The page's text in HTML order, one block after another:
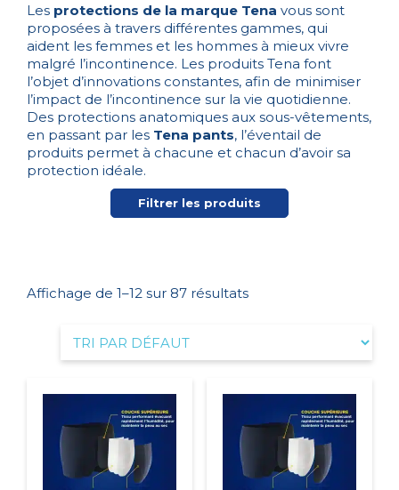
Les protections de la marque Tena vous sont
proposées à travers différentes gammes, qui
aident les femmes et les hommes à mieux vivre
malgré l’incontinence. Les produits Tena font
l’objet d’innovations constantes, afin de minimiser
l’impact de l’incontinence sur la vie quotidienne.
Des protections anatomiques aux sous-vêtements,
en passant par les Tena pants, l’éventail de
produits permet à chacune et chacun d’avoir sa
protection idéale.
Filtrer les produits
Affichage de 1–12 sur 87 résultats